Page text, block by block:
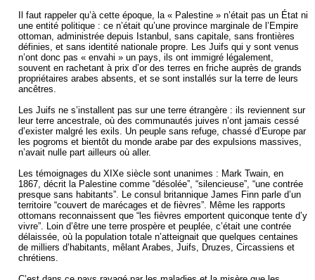
Il faut rappeler qu’à cette époque, la « Palestine » n’était pas un État ni
une entité politique : ce n’était qu’une province marginale de l’Empire
ottoman, administrée depuis Istanbul, sans capitale, sans frontières
définies, et sans identité nationale propre. Les Juifs qui y sont venus
n’ont donc pas « envahi » un pays, ils ont immigré légalement,
souvent en rachetant à prix d’or des terres en friche auprès de grands
propriétaires arabes absents, et se sont installés sur la terre de leurs
ancêtres.
Les Juifs ne s’installent pas sur une terre étrangère : ils reviennent sur
leur terre ancestrale, où des communautés juives n’ont jamais cessé
d’exister malgré les exils. Un peuple sans refuge, chassé d’Europe par
les pogroms et bientôt du monde arabe par des expulsions massives,
n’avait nulle part ailleurs où aller.
Les témoignages du XIXe siècle sont unanimes : Mark Twain, en
1867, décrit la Palestine comme “désolée”, “silencieuse”, “une contrée
presque sans habitants”. Le consul britannique James Finn parle d’un
territoire “couvert de marécages et de fièvres”. Même les rapports
ottomans reconnaissent que “les fièvres emportent quiconque tente d’y
vivre”. Loin d’être une terre prospère et peuplée, c’était une contrée
délaissée, où la population totale n’atteignait que quelques centaines
de milliers d’habitants, mêlant Arabes, Juifs, Druzes, Circassiens et
chrétiens.